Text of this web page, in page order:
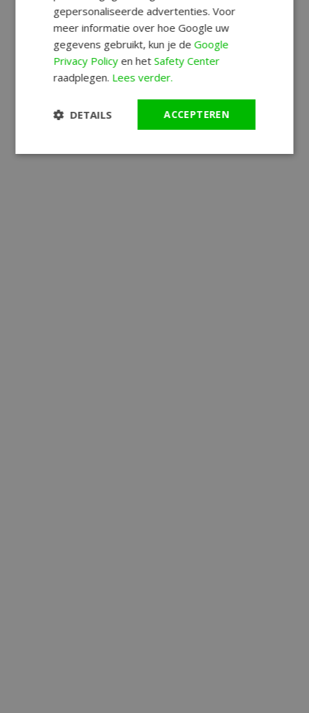
gepersonaliseerde advertenties. Voor
meer informatie over hoe Google uw
gegevens gebruikt, kun je deGoogle
Privacy Policyen hetSafety Center
raadplegen. Lees verder.
ACCEPTEREN
DETAILS